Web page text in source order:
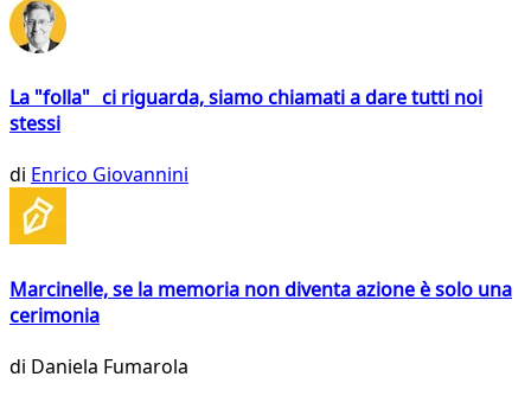
La "folla" ci riguarda, siamo chiamati a dare tutti noi
stessi
di Enrico Giovannini
Marcinelle, se la memoria non diventa azione è solo una
cerimonia
di Daniela Fumarola